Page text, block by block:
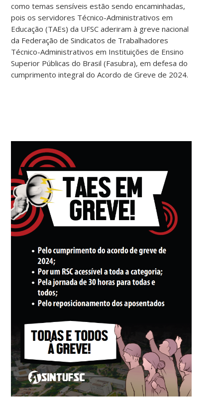
como temas sensíveis estão sendo encaminhadas,
pois os servidores Técnico-Administrativos em
Educação (TAEs) da UFSC aderiram à greve nacional
da Federação de Sindicatos de Trabalhadores
Técnico-Administrativos em Instituições de Ensino
Superior Públicas do Brasil (Fasubra), em defesa do
cumprimento integral do Acordo de Greve de 2024.